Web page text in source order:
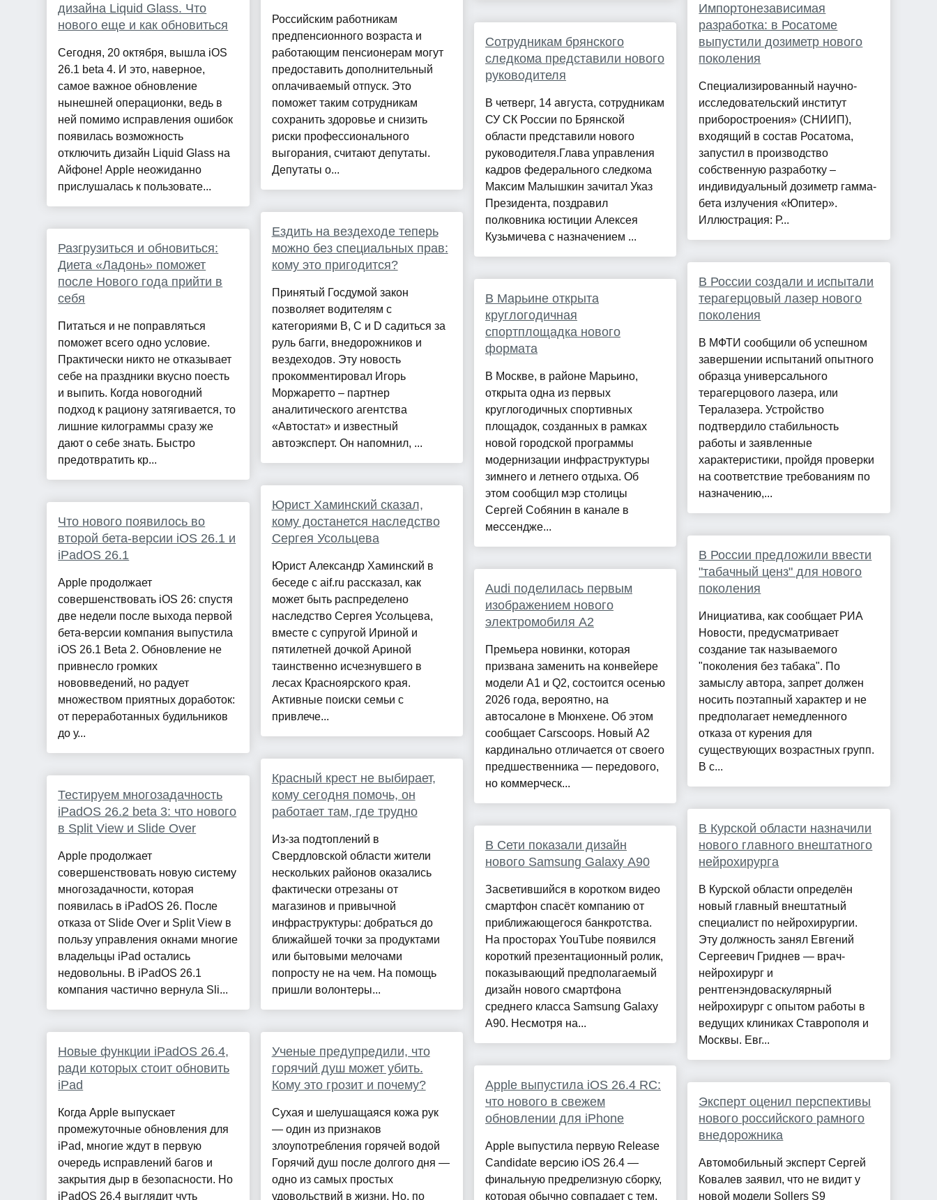
дизайна Liquid Glass. Что
нового еще и как обновиться
Сегодня, 20 октября, вышла iOS
26.1 beta 4. И это, наверное,
самое важное обновление
нынешней операционки, ведь в
ней помимо исправления ошибок
появилась возможность
отключить дизайн Liquid Glass на
Айфоне! Apple неожиданно
прислушалась к пользовате...
Разгрузиться и обновиться:
Диета «Ладонь» поможет
после Нового года прийти в
себя
Питаться и не поправляться
поможет всего одно условие.
Практически никто не отказывает
себе на праздники вкусно поесть
и выпить. Когда новогодний
подход к рациону затягивается, то
лишние килограммы сразу же
дают о себе знать. Быстро
предотвратить кр...
Что нового появилось во
второй бета-версии iOS 26.1 и
iPadOS 26.1
Apple продолжает
совершенствовать iOS 26: спустя
две недели после выхода первой
бета-версии компания выпустила
iOS 26.1 Beta 2. Обновление не
привнесло громких
нововведений, но радует
множеством приятных доработок:
от переработанных будильников
до у...
Тестируем многозадачность
iPadOS 26.2 beta 3: что нового
в Split View и Slide Over
Apple продолжает
совершенствовать новую систему
многозадачности, которая
появилась в iPadOS 26. После
отказа от Slide Over и Split View в
пользу управления окнами многие
владельцы iPad остались
недовольны. В iPadOS 26.1
компания частично вернула Sli...
Новые функции iPadOS 26.4,
ради которых стоит обновить
iPad
Когда Apple выпускает
промежуточные обновления для
iPad, многие ждут в первую
очередь исправлений багов и
закрытия дыр в безопасности. Но
iPadOS 26.4 выглядит чуть
Российским работникам
предпенсионного возраста и
работающим пенсионерам могут
предоставить дополнительный
оплачиваемый отпуск. Это
поможет таким сотрудникам
сохранить здоровье и снизить
риски профессионального
выгорания, считают депутаты.
Депутаты о...
Ездить на вездеходе теперь
можно без специальных прав:
кому это пригодится?
Принятый Госдумой закон
позволяет водителям с
категориями B, C и D садиться за
руль багги, внедорожников и
вездеходов. Эту новость
прокомментировал Игорь
Моржаретто – партнер
аналитического агентства
«Автостат» и известный
автоэксперт. Он напомнил, ...
Юрист Хаминский сказал,
кому достанется наследство
Сергея Усольцева
Юрист Александр Хаминский в
беседе с aif.ru рассказал, как
может быть распределено
наследство Сергея Усольцева,
вместе с супругой Ириной и
пятилетней дочкой Ариной
таинственно исчезнувшего в
лесах Красноярского края.
Активные поиски семьи с
привлече...
Красный крест не выбирает,
кому сегодня помочь, он
работает там, где трудно
Из-за подтоплений в
Свердловской области жители
нескольких районов оказались
фактически отрезаны от
магазинов и привычной
инфраструктуры: добраться до
ближайшей точки за продуктами
или бытовыми мелочами
попросту не на чем. На помощь
пришли волонтеры...
Ученые предупредили, что
горячий душ может убить.
Кому это грозит и почему?
Сухая и шелушащаяся кожа рук
— один из признаков
злоупотребления горячей водой
Горячий душ после долгого дня —
одно из самых простых
удовольствий в жизни. Но, по
Сотрудникам брянского
следкома представили нового
руководителя
В четверг, 14 августа, сотрудникам
СУ СК России по Брянской
области представили нового
руководителя.Глава управления
кадров федерального следкома
Максим Малышкин зачитал Указ
Президента, поздравил
полковника юстиции Алексея
Кузьмичева с назначением ...
В Марьине открыта
круглогодичная
спортплощадка нового
формата
В Москве, в районе Марьино,
открыта одна из первых
круглогодичных спортивных
площадок, созданных в рамках
новой городской программы
модернизации инфраструктуры
зимнего и летнего отдыха. Об
этом сообщил мэр столицы
Сергей Собянин в канале в
мессендже...
Audi поделилась первым
изображением нового
электромобиля A2
Премьера новинки, которая
призвана заменить на конвейере
модели A1 и Q2, состоится осенью
2026 года, вероятно, на
автосалоне в Мюнхене. Об этом
сообщает Carscoops. Новый A2
кардинально отличается от своего
предшественника — передового,
но коммерческ...
В Сети показали дизайн
нового Samsung Galaxy A90
Засветившийся в коротком видео
смартфон спасёт компанию от
приближающегося банкротства.
На просторах YouTube появился
короткий презентационный ролик,
показывающий предполагаемый
дизайн нового смартфона
среднего класса Samsung Galaxy
A90. Несмотря на...
Apple выпустила iOS 26.4 RC:
что нового в свежем
обновлении для iPhone
Apple выпустила первую Release
Candidate версию iOS 26.4 —
финальную предрелизную сборку,
которая обычно совпадает с тем,
Импортонезависимая
разработка: в Росатоме
выпустили дозиметр нового
поколения
Специализированный научно-
исследовательский институт
приборостроения» (СНИИП),
входящий в состав Росатома,
запустил в производство
собственную разработку –
индивидуальный дозиметр гамма-
бета излучения «Юпитер».
Иллюстрация: Р...
В России создали и испытали
терагерцовый лазер нового
поколения
В МФТИ сообщили об успешном
завершении испытаний опытного
образца универсального
терагерцового лазера, или
Тералазера. Устройство
подтвердило стабильность
работы и заявленные
характеристики, пройдя проверки
на соответствие требованиям по
назначению,...
В России предложили ввести
"табачный ценз" для нового
поколения
Инициатива, как сообщает РИА
Новости, предусматривает
создание так называемого
"поколения без табака". По
замыслу автора, запрет должен
носить поэтапный характер и не
предполагает немедленного
отказа от курения для
существующих возрастных групп.
В с...
В Курской области назначили
нового главного внештатного
нейрохирурга
В Курской области определён
новый главный внештатный
специалист по нейрохирургии.
Эту должность занял Евгений
Сергеевич Гриднев — врач-
нейрохирург и
рентгенэндоваскулярный
нейрохирург с опытом работы в
ведущих клиниках Ставрополя и
Москвы. Евг...
Эксперт оценил перспективы
нового российского рамного
внедорожника
Автомобильный эксперт Сергей
Ковалев заявил, что не видит у
новой модели Sollers S9